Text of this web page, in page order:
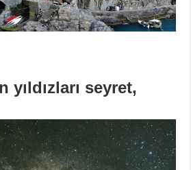
yıldızları seyret,